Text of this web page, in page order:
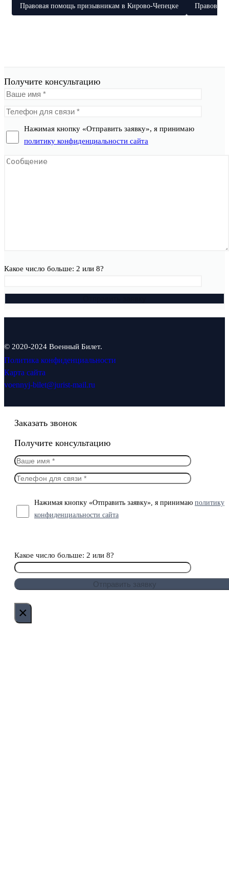
Правовая помощь призывникам в Кирово-Чепецке Правовая
Получите консультацию
Нажимая кнопку «Отправить заявку», я принимаю
политику конфиденциальности сайта
Какое число больше: 2 или 8?
© 2020-2024 Военный Билет.
Политика конфиденциальности
Карта сайта
voennyj-bilet@jurist-mail.ru
Заказать звонок
Получите консультацию
Нажимая кнопку «Отправить заявку», я принимаю политику
конфиденциальности сайта
Какое число больше: 2 или 8?
×